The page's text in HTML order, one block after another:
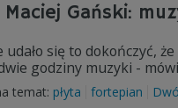
Maciej Gański:
udało się to dokończyć,
godziny muzyki -
temat: płyta fortepian